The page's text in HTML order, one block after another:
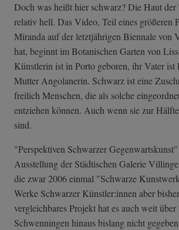
Doch was heißt hier schwarz? Die Haut der
relativ hell. Das Video, Teil eines größeren
Miranda auf der letztjährigen Biennale von
hat, beginnt im Botanischen Garten von
Künstlerin ist in Porto geboren, ihr Vater ist
Mutter Angolanerin. Schwarz ist eine
freilich Menschen, die als solche
entziehen können. Auch wenn sie zur
sind.
"Perspektiven Schwarzer
Ausstellung der Städtischen Galerie
die zwar 2006 einmal "Schwarze
Werke Schwarzer Künstler:innen aber
vergleichbares Projekt hat es auch weit
Schwenningen hinaus bislang nicht